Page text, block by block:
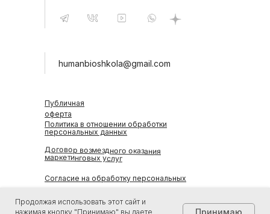
Продолжая использовать этот сайт и
нажимая кнопку "Принимаю" вы даете
Принимаю
humanbioshkola@gmail.com
Публичная
оферта
Политика в отношении обработки
персональных данных
Согласие на обработку персональных
Согласие на получение рассылки рекламно-
информационных материалов
Договор возмездного оказания
маркетинговых услуг